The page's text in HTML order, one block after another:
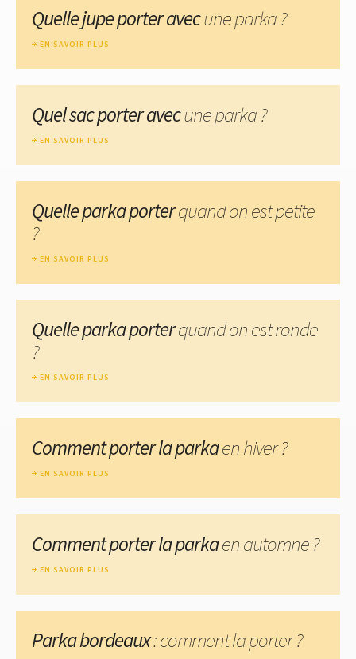
Quelle jupe porter avecune parka ?
EN SAVOIR PLUS
Quel sac porter avecune parka ?
EN SAVOIR PLUS
Quelle parka porterquand on est petite
?
EN SAVOIR PLUS
Quelle parka porterquand on est ronde
?
EN SAVOIR PLUS
Comment porter la parkaen hiver ?
EN SAVOIR PLUS
Comment porter la parkaen automne ?
EN SAVOIR PLUS
Parka bordeaux: comment la porter ?